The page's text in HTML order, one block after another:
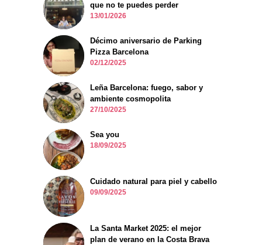
que no te puedes perder
13/01/2026
Décimo aniversario de Parking
Pizza Barcelona
02/12/2025
Leña Barcelona: fuego, sabor y
ambiente cosmopolita
27/10/2025
Sea you
18/09/2025
Cuidado natural para piel y cabello
09/09/2025
La Santa Market 2025: el mejor
plan de verano en la Costa Brava